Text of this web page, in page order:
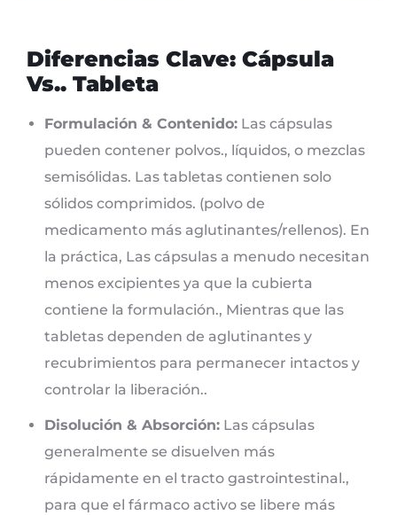
Diferencias Clave: Cápsula
Vs.. Tableta
Formulación & Contenido: Las cápsulas
pueden contener polvos., líquidos, o mezclas
semisólidas. Las tabletas contienen solo
sólidos comprimidos. (polvo de
medicamento más aglutinantes/rellenos). En
la práctica, Las cápsulas a menudo necesitan
menos excipientes ya que la cubierta
contiene la formulación., Mientras que las
tabletas dependen de aglutinantes y
recubrimientos para permanecer intactos y
controlar la liberación..
Disolución & Absorción: Las cápsulas
generalmente se disuelven más
rápidamente en el tracto gastrointestinal.,
para que el fármaco activo se libere más